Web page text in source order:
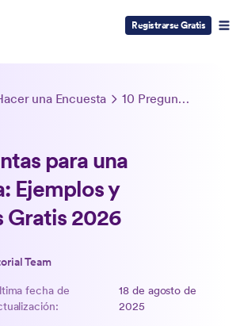
Registrarse Gratis
una Encuesta 10 Preguntas para una Encuesta: Ejemplos y Plantillas Gratis 2026
para una
Ejemplos y
Gratis 2026
Team
fecha de
18 de agosto de
2025